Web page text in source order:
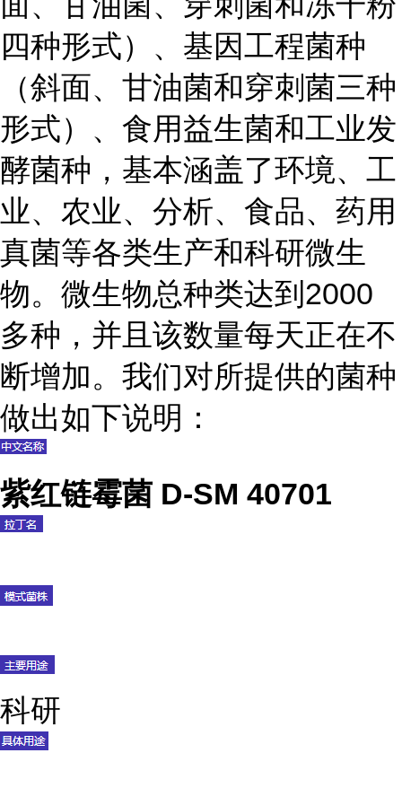
四种形式）、基因工程菌种
（斜面、甘油菌和穿刺菌三种
形式）、食用益生菌和工业发
酵菌种，基本涵盖了环境、工
业、农业、分析、食品、药用
真菌等各类生产和科研微生
物。微生物总种类达到2000
多种，并且该数量每天正在不
断增加。我们对所提供的菌种
做出如下说明：
紫红链霉菌 D-SM 40701
科研